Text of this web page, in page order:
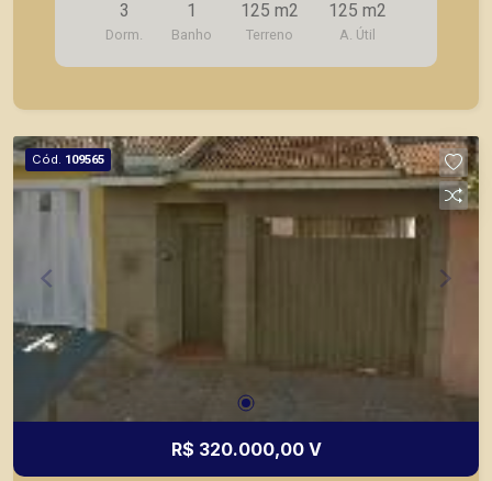
3
Dorm.
1
Banho
125 m2
Terreno
125 m2
A. Útil
Cód. 109565
R$ 320.000,00 V